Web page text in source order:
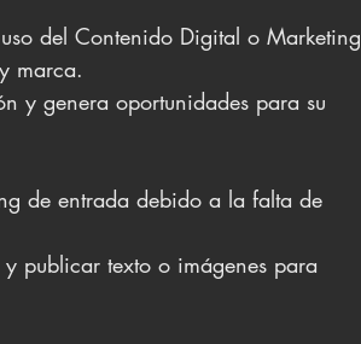
del Contenido Digital o Marketing
marca.
y genera oportunidades para su
de entrada debido a la falta de
publicar texto o imágenes para